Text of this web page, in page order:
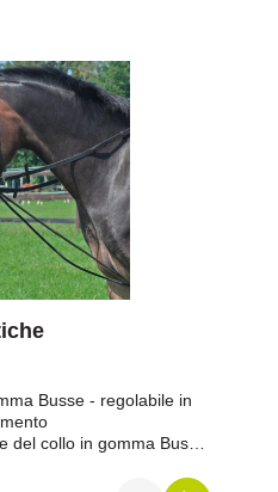
Busse - regolabile in
del collo in gomma Busse